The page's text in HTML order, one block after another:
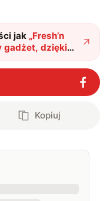
jak „Fresh’n
gadżet, dzięki
"?
Kopiuj